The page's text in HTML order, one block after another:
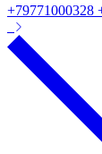
+79771000328